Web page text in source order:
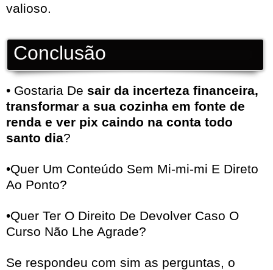
valioso.
Conclusão
• Gostaria De sair da incerteza financeira,
transformar a sua cozinha em fonte de
renda e ver pix caindo na conta todo
santo dia?
•Quer Um Conteúdo Sem Mi-mi-mi E Direto
Ao Ponto?
•Quer Ter O Direito De Devolver Caso O
Curso Não Lhe Agrade?
Se respondeu com sim as perguntas, o